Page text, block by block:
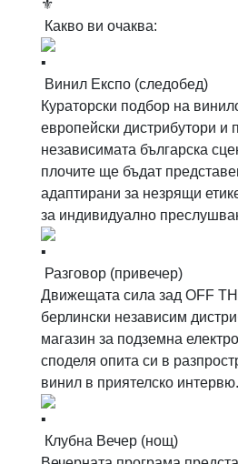
Какво ви очаква:
Винил Експо (следобед)
Кураторски подбор на
европейски дистрибутори и
независимата българска
плочите ще бъдат
адаптирани за незрящи
за индивидуално
Разговор (привечер)
Движещата сила зад OFF
берлински независим
магазин за подземна
споделя опита си в
винил в приятелско интервю.
Клубна Вечер (нощ)